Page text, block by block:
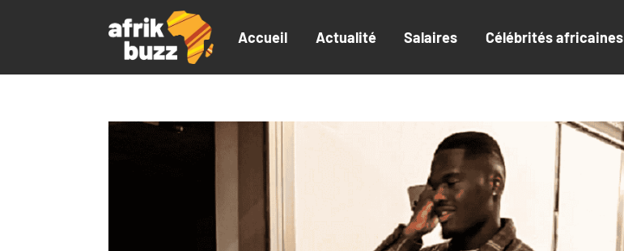
Accueil Actualité Salaires Célébrités africaines